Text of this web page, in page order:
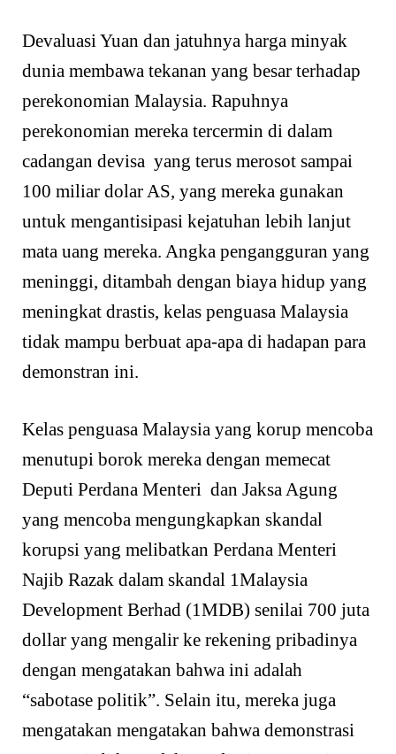
Devaluasi Yuan dan jatuhnya harga minyak
dunia membawa tekanan yang besar terhadap
perekonomian Malaysia. Rapuhnya
perekonomian mereka tercermin di dalam
cadangan devisa yang terus merosot sampai
100 miliar dolar AS, yang mereka gunakan
untuk mengantisipasi kejatuhan lebih lanjut
mata uang mereka. Angka pengangguran yang
meninggi, ditambah dengan biaya hidup yang
meningkat drastis, kelas penguasa Malaysia
tidak mampu berbuat apa-apa di hadapan para
demonstran ini.
Kelas penguasa Malaysia yang korup mencoba
menutupi borok mereka dengan memecat
Deputi Perdana Menteri dan Jaksa Agung
yang mencoba mengungkapkan skandal
korupsi yang melibatkan Perdana Menteri
Najib Razak dalam skandal 1Malaysia
Development Berhad (1MDB) senilai 700 juta
dollar yang mengalir ke rekening pribadinya
dengan mengatakan bahwa ini adalah
“sabotase politik”. Selain itu, mereka juga
mengatakan mengatakan bahwa demonstrasi